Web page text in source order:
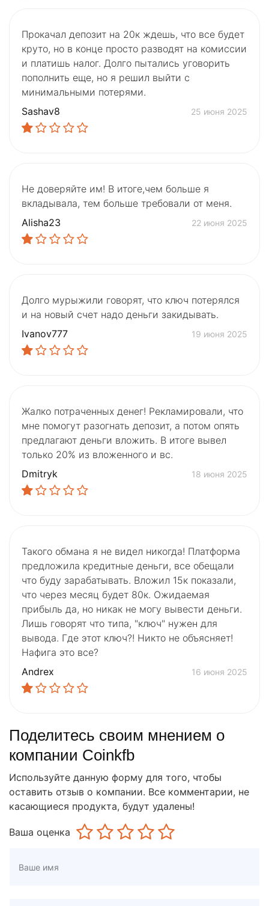
Прокачал депозит на 20к ждешь, что все будет
круто, но в конце просто разводят на комиссии
и платишь налог. Долго пытались уговорить
пополнить еще, но я решил выйти с
минимальными потерями.
Sashav8
25 июня 2025
Не доверяйте им! В итоге,чем больше я
вкладывала, тем больше требовали от меня.
Alisha23
22 июня 2025
Долго мурыжили говорят, что ключ потерялся
и на новый счет надо деньги закидывать.
Ivanov777
19 июня 2025
Жалко потраченных денег! Рекламировали, что
мне помогут разогнать депозит, а потом опять
предлагают деньги вложить. В итоге вывел
только 20% из вложенного и вс.
Dmitryk
18 июня 2025
Такого обмана я не видел никогда! Платформа
предложила кредитные деньги, все обещали
что буду зарабатывать. Вложил 15к показали,
что через месяц будет 80к. Ожидаемая
прибыль да, но никак не могу вывести деньги.
Лишь говорят что типа, "ключ" нужен для
вывода. Где этот ключ?! Никто не объясняет!
Нафига это все?
Andrex
16 июня 2025
Поделитесь своим мнением о
компании Coinkfb
Используйте данную форму для того, чтобы
оставить отзыв о компании. Все комментарии, не
касающиеся продукта, будут удалены!
Ваша оценка